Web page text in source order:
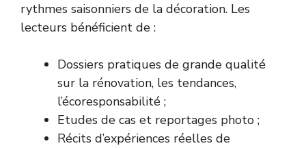
rythmes saisonniers de la décoration. Les
lecteurs bénéficient de :
Dossiers pratiques de grande qualité
sur la rénovation, les tendances,
l’écoresponsabilité ;
Etudes de cas et reportages photo ;
Récits d’expériences réelles de